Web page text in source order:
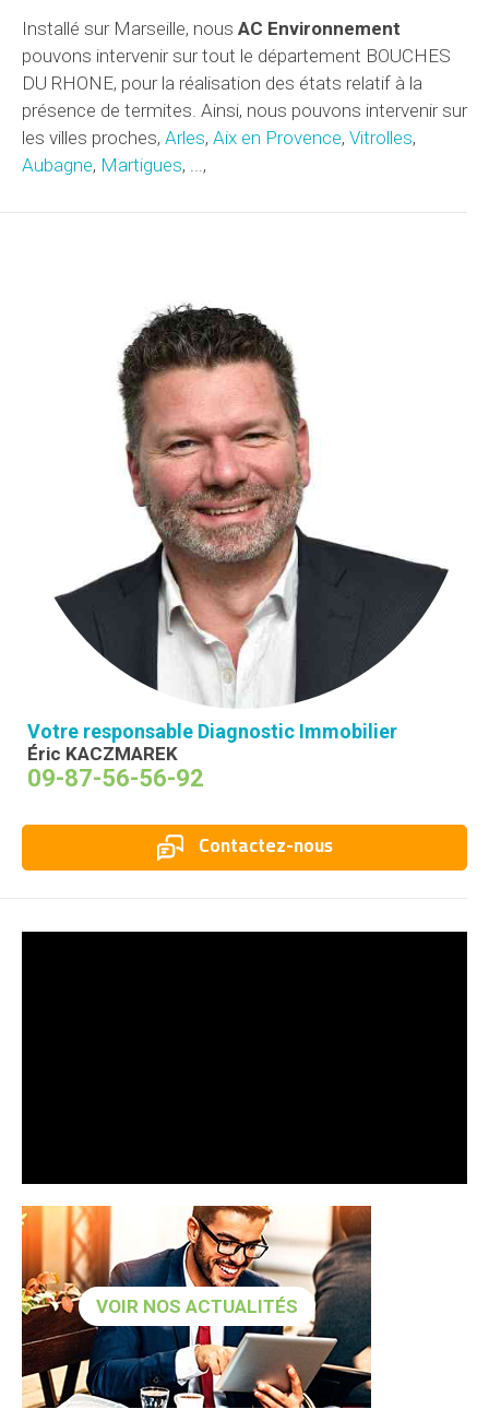
Installé sur Marseille, nous AC Environnement
pouvons intervenir sur tout le département BOUCHES
DU RHONE, pour la réalisation des états relatif à la
présence de termites. Ainsi, nous pouvons intervenir sur
les villes proches, Arles, Aix en Provence, Vitrolles,
Aubagne, Martigues, ...,
Votre responsable Diagnostic Immobilier
Éric KACZMAREK
09-87-56-56-92
Contactez-nous
VOIR NOS ACTUALITÉS